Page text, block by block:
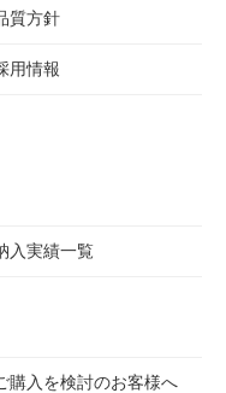
質方針
用情報
入実績一覧
購入を検討のお客様へ